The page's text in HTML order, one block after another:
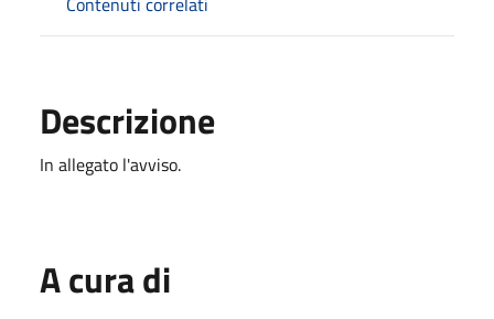
Descrizione
In allegato l'avviso.
A cura di